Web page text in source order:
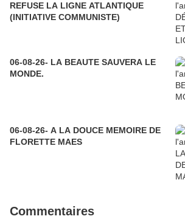
REFUSE LA LIGNE ATLANTIQUE
(INITIATIVE COMMUNISTE)
06-08-26- LA BEAUTE SAUVERA LE
MONDE.
06-08-26- A LA DOUCE MEMOIRE DE
FLORETTE MAES
Commentaires